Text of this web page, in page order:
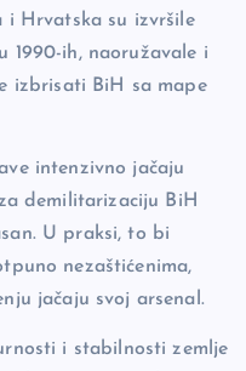
i Hrvatska su izvršile
1990-ih, naoružavale i
izbrisati BiH sa mape
intenzivno jačaju
demilitarizaciju BiH
U praksi, to bi
nezaštićenima,
jačaju svoj arsenal.
i stabilnosti zemlje